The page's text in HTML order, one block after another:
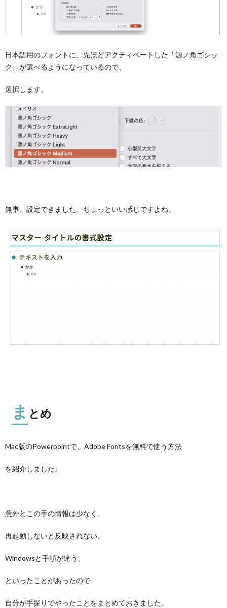
日本語用のフォントに、先ほどアクティベートした「源ノ角ゴシッ
ク」が選べるようになっているので、
選択します。
無事、設定できました。ちょっといい感じですよね。
ま とめ
Mac版のPowerpointで、Adobe Fontsを無料で使う方法
を紹介しました。
意外とこの手の情報は少なく、
再起動しないと反映されない、
Windowsと手順が違う、
といったことがあったので
自分が手探りでやったことをまとめておきました。